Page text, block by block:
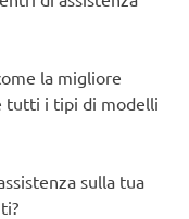
la migliore
tutti i tipi di modelli
sulla tua